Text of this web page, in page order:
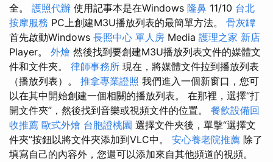
全。 護照代辦 使用記事本是在Windows 隆鼻 11/10 台北
按摩服務 PC上創建M3U播放列表的最簡單方法。 骨灰罈
首先啟動Windows 長照中心 單人房 Media 護理之家 新店
Player。 外燴 然後找到要創建M3U播放列表文件的媒體文
件和文件夾。 律師事務所 現在，將媒體文件拉到播放列表
（播放列表）。 推拿專業證照 我們進入一個新窗口，您可
以在其中開始創建一個相關的播放列表。 在那裡，選擇“打
開文件夾”，然後找到音樂或視頻文件的位置。 餐飲設備回
收推薦 歐式外燴 台胞證桃園 選擇文件夾後，單擊“選擇文
件夾”按鈕以將文件夾添加到VLC中。 安心養老院推薦 除了
填寫自己的內容外，您還可以添加來自其他頻道的視頻。